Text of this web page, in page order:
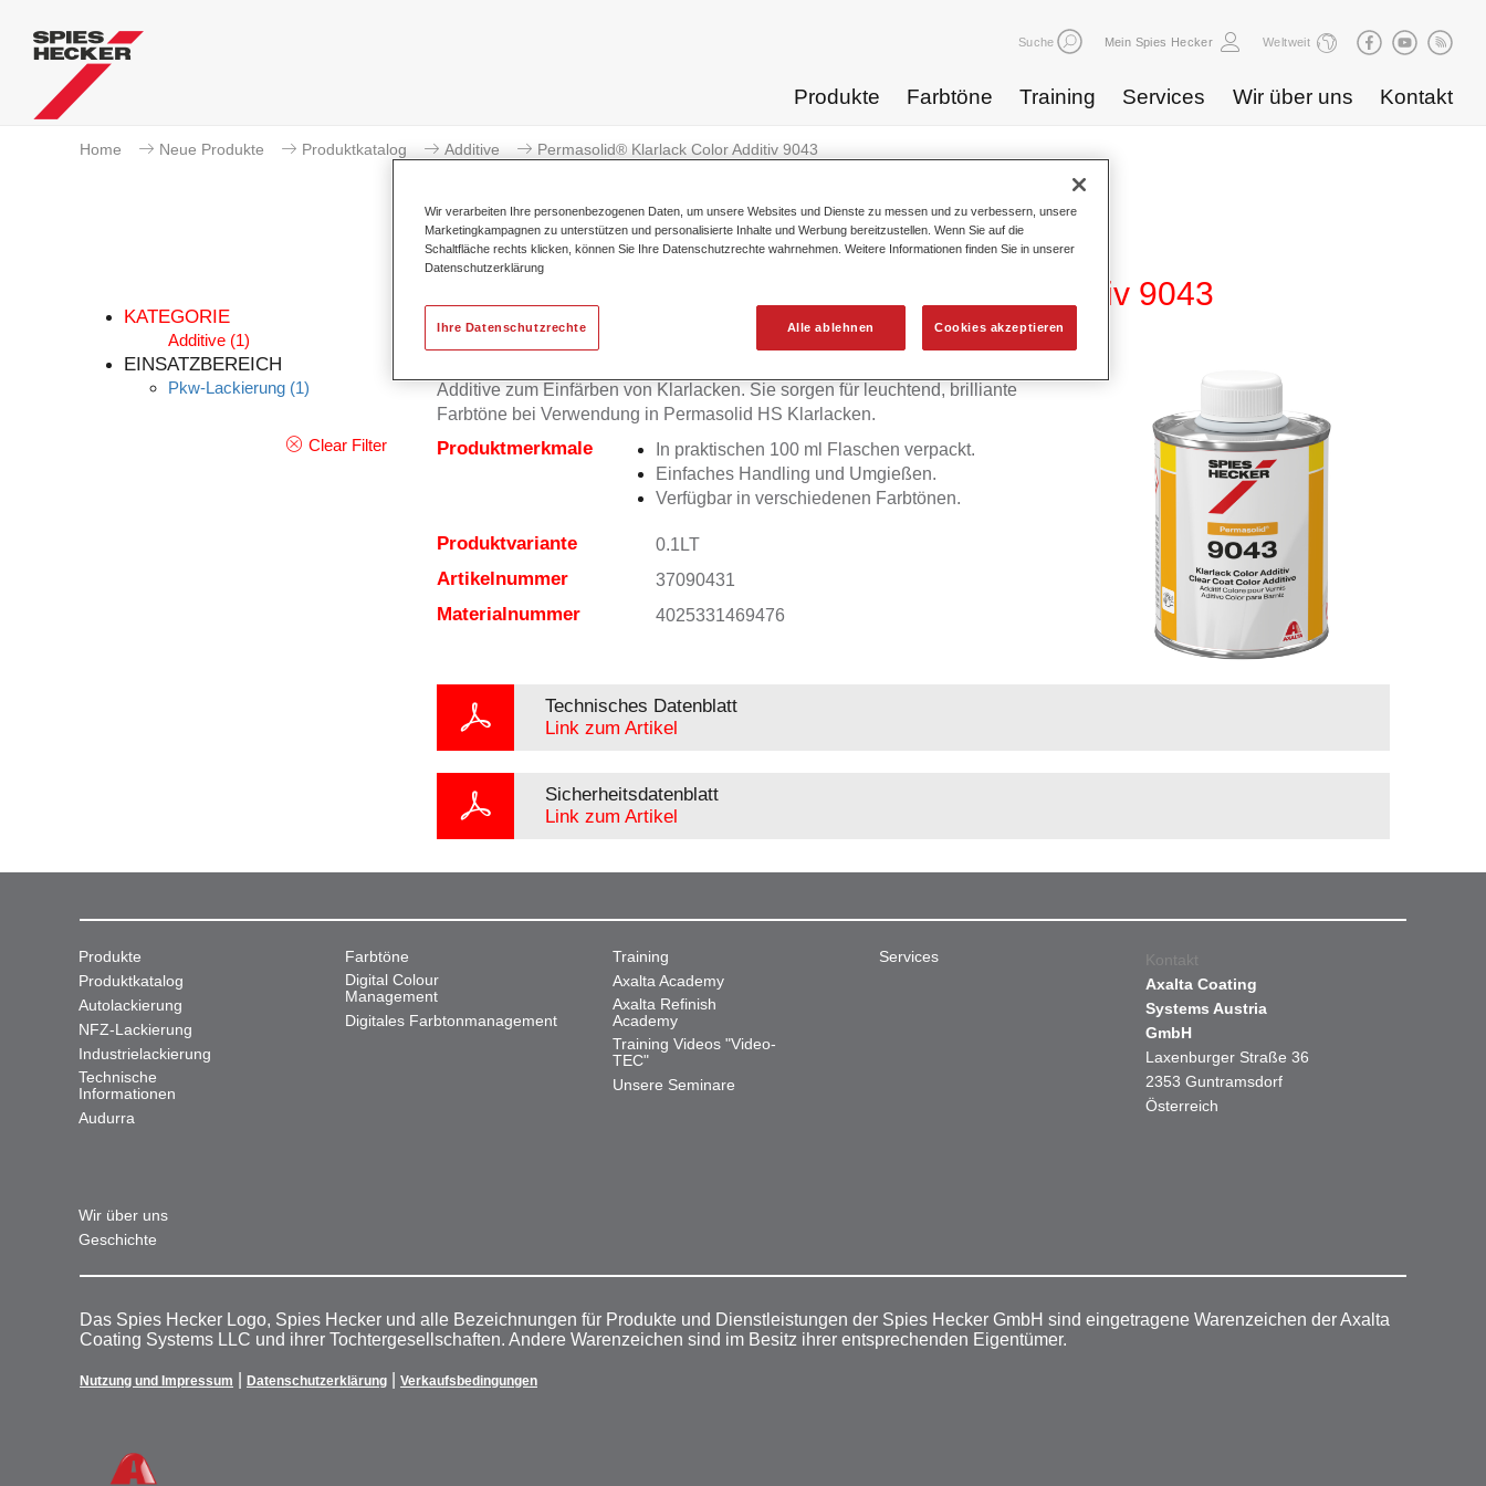
Suche Mein Spies Hecker Weltweit
Produkte Farbtöne Training Services Wir über uns Kontakt
Home Neue Produkte Produktkatalog Additive Permasolid® Klarlack Color Additiv 9043
KATEGORIE
Additive (1)
EINSATZBEREICH
Pkw-Lackierung (1)
Clear Filter
Permasolid® Klarlack Color Additiv 9043
Additive zum Einfärben von Klarlacken. Sie sorgen für leuchtend, brilliante
Farbtöne bei Verwendung in Permasolid HS Klarlacken.
Produktmerkmale
In praktischen 100 ml Flaschen verpackt.
Einfaches Handling und Umgießen.
Verfügbar in verschiedenen Farbtönen.
Produktvariante 0.1LT
Artikelnummer 37090431
Materialnummer 4025331469476
Technisches Datenblatt
Link zum Artikel
Sicherheitsdatenblatt
Link zum Artikel
Produkte
Produktkatalog
Autolackierung
NFZ-Lackierung
Industrielackierung
Technische
Informationen
Audurra
Farbtöne
Digital Colour
Management
Digitales Farbtonmanagement
Training
Axalta Academy
Axalta Refinish
Academy
Training Videos "Video-
TEC"
Unsere Seminare
Services
Wir über uns
Geschichte
Kontakt
Axalta Coating
Systems Austria
GmbH
Laxenburger Straße 36
2353 Guntramsdorf
Österreich
Das Spies Hecker Logo, Spies Hecker und alle Bezeichnungen für Produkte und Dienstleistungen der Spies Hecker GmbH sind eingetragene Warenzeichen der Axalta
Coating Systems LLC und ihrer Tochtergesellschaften. Andere Warenzeichen sind im Besitz ihrer entsprechenden Eigentümer.
Nutzung und Impressum Datenschutzerklärung Verkaufsbedingungen
Wir verarbeiten Ihre personenbezogenen Daten, um unsere Websites und Dienste zu messen und zu verbessern, unsere
Marketingkampagnen zu unterstützen und personalisierte Inhalte und Werbung bereitzustellen. Wenn Sie auf die
Schaltfläche rechts klicken, können Sie Ihre Datenschutzrechte wahrnehmen. Weitere Informationen finden Sie in unserer
Datenschutzerklärung
Alle ablehnen Cookies akzeptieren
Ihre Datenschutzrechte